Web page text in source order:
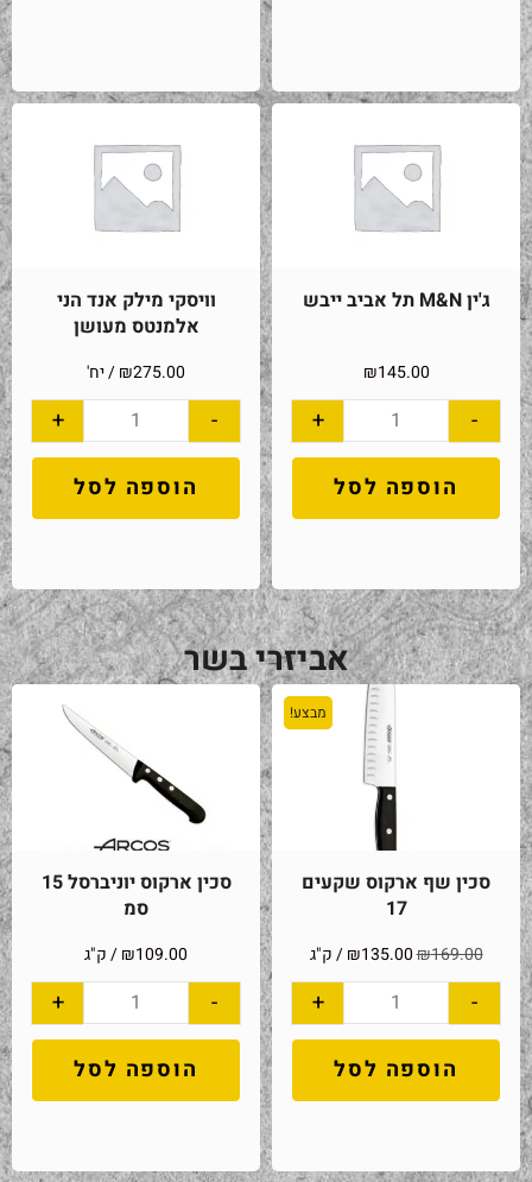
ג'ין M&N תל אביב ייבש
₪145.00
-
+
הוספה לסל
וויסקי מילק אנד הני
אלמנטס מעושן
₪275.00 / יח'
-
+
הוספה לסל
אביזרי בשר
מבצע!
סכין שף ארקוס שקעים
17
₪169.00
₪135.00 / ק"ג
-
+
הוספה לסל
סכין ארקוס יוניברסל 15
סמ
₪109.00 / ק"ג
-
+
הוספה לסל